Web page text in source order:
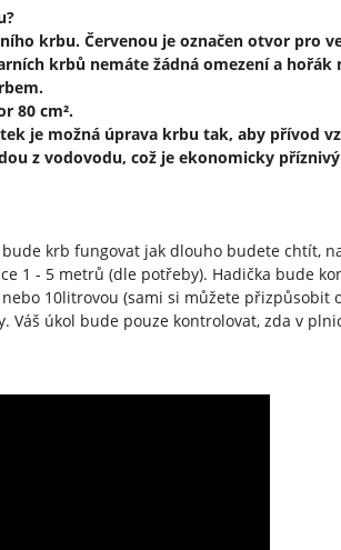
krbu. Červenou je označen otvor pro
krbů nemáte žádná omezení a
80 cm².
je možná úprava krbu tak, aby přívod
z vodovodu, což je ekonomicky
bude krb fungovat jak dlouho budete chtít,
1 - 5 metrů (dle potřeby). Hadička bude
10litrovou (sami si můžete přizpůsobit
úkol bude pouze kontrolovat, zda v